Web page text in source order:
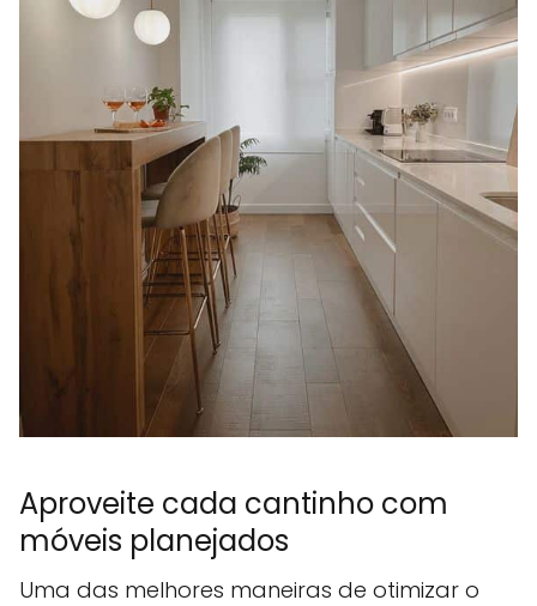
Aproveite cada cantinho com
móveis planejados
Uma das melhores maneiras de otimizar o